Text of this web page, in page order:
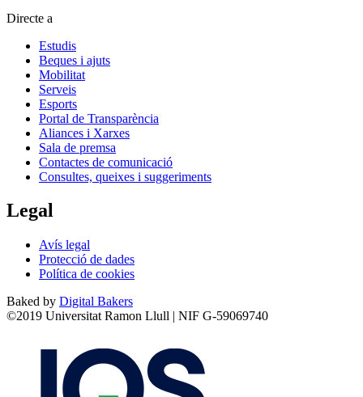
Directe a
Estudis
Beques i ajuts
Mobilitat
Serveis
Esports
Portal de Transparència
Aliances i Xarxes
Sala de premsa
Contactes de comunicació
Consultes, queixes i suggeriments
Legal
Avís legal
Protecció de dades
Política de cookies
Baked by Digital Bakers
©2019 Universitat Ramon Llull | NIF G-59069740